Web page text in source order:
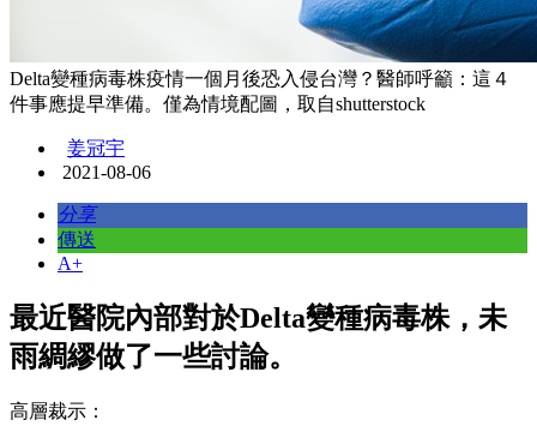
Delta變種病毒株疫情一個月後恐入侵台灣？醫師呼籲：這４
件事應提早準備。僅為情境配圖，取自shutterstock
姜冠宇
2021-08-06
分享
傳送
A+
最近醫院內部對於Delta變種病毒株，未
雨綢繆做了一些討論。
高層裁示：